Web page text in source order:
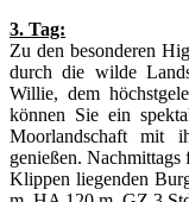
3. Tag:
Zu den besonderen
durch die wilde
Willie, dem
können Sie ein
Moorlandschaft mit
genießen.
Klippen liegenden